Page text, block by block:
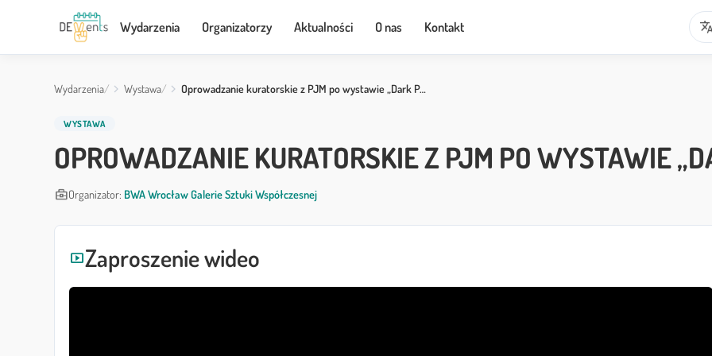
Wydarzenia Organizatorzy Aktualności O nas Kontakt translate
Wydarzenia Wystawa Oprowadzanie kuratorskie z PJM po wystawie „Dark P…
WYSTAWA
OPROWADZANIE KURATORSKIE Z PJM PO WYSTAWIE
business_centerOrganizator: BWA Wrocław Galerie Sztuki Współczesnej
smart_displayZaproszenie wideo